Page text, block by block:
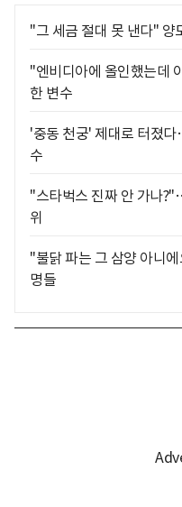
"그 세금 절대 못 낸다" 양
"엔비디아에 올인했는데
한 변수
'중동 천궁' 제대로 터졌
수
"스타벅스 진짜 안 가나
위
"불닭 파는 그 삼양 아니
명들